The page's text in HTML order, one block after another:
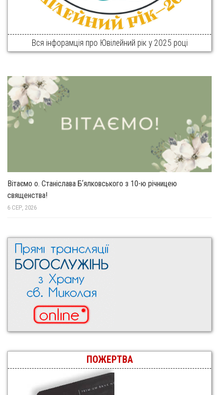
Вся інфорамція про Ювілейний рік у 2025 році
Вітаємо о. Станіслава Бʼялковського з 10-ю річницею
священства!
6 СЕР, 2026
ПОЖЕРТВА